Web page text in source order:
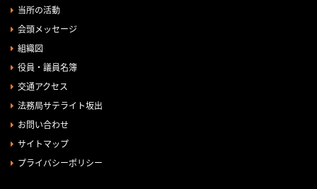
当所の活動
会頭メッセージ
組織図
役員・議員名簿
交通アクセス
法務局サテライト坂出
お問い合わせ
サイトマップ
プライバシーポリシー